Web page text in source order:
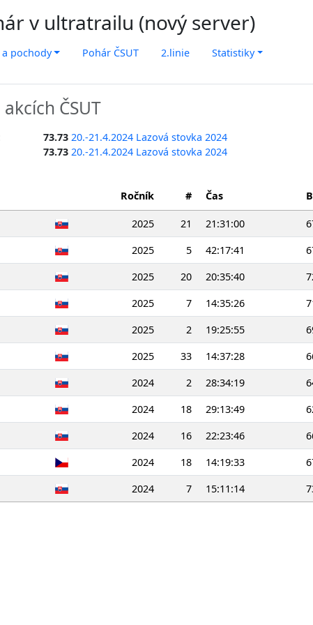
v ultratrailu (nový server)
a pochody Pohár ČSUT 2.linie Statistiky
ČSUT
73.73 20.-21.4.2024 Lazová stovka 2024
73.73 20.-21.4.2024 Lazová stovka 2024
Ročník # Čas
2025 21 21:31:00
2025 5 42:17:41
2025 20 20:35:40
2025 7 14:35:26
2025 2 19:25:55
2025 33 14:37:28
2024 2 28:34:19
2024 18 29:13:49
2024 16 22:23:46
2024 18 14:19:33
2024 7 15:11:14